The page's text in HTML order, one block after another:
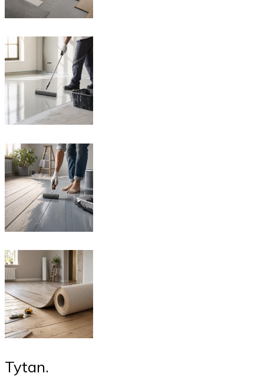
Tytan.